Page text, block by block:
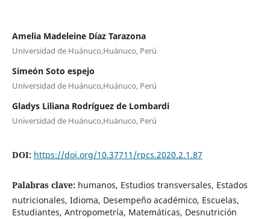
Amelia Madeleine Díaz Tarazona
Universidad de Huánuco,Huánuco, Perú
Simeón Soto espejo
Universidad de Huánuco,Huánuco, Perú
Gladys Liliana Rodríguez de Lombardi
Universidad de Huánuco,Huánuco, Perú
DOI: https://doi.org/10.37711/rpcs.2020.2.1.87
Palabras clave: humanos, Estudios transversales, Estados
nutricionales, Idioma, Desempeño académico, Escuelas,
Estudiantes, Antropometría, Matemáticas, Desnutrición